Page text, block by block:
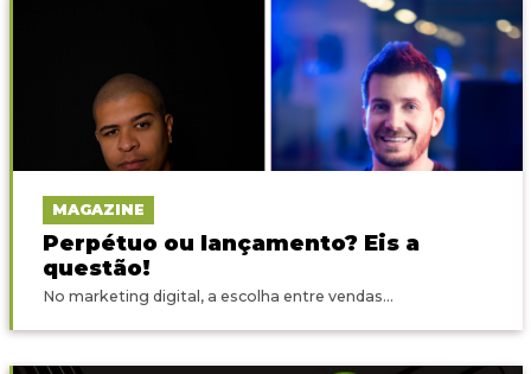
MAGAZINE
Perpétuo ou lançamento? Eis a
questão!
No marketing digital, a escolha entre vendas...